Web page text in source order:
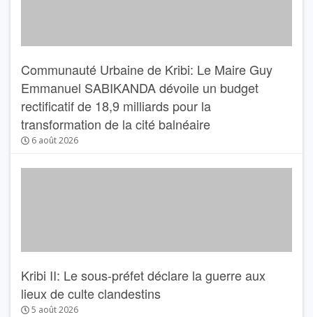
Communauté Urbaine de Kribi: Le Maire Guy
Emmanuel SABIKANDA dévoile un budget
rectificatif de 18,9 milliards pour la
transformation de la cité balnéaire
6 août 2026
Kribi II: Le sous-préfet déclare la guerre aux
lieux de culte clandestins
5 août 2026